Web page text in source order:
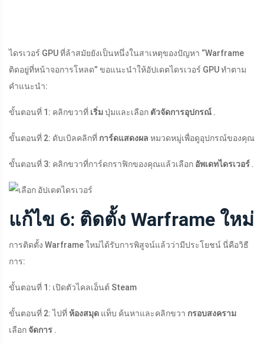
ไดรเวอร์ GPU ที่ล้าสมัยยังเป็นหนึ่งในสาเหตุของปัญหา “Warframe
ติดอยู่ที่หน้าจอการโหลด” ขอแนะนำให้อัปเดตไดรเวอร์ GPU ทำตาม
คำแนะนำ:
ขั้นตอนที่ 1: คลิกขวาที่ เริ่มปุ่มและเลือก ตัวจัดการอุปกรณ์ .
ขั้นตอนที่ 2: ดับเบิลคลิกที่ การ์ดแสดงผล หมวดหมู่เพื่อดูอุปกรณ์ของคุณ
ขั้นตอนที่ 3: คลิกขวาที่การ์ดกราฟิกของคุณแล้วเลือก อัพเดทไดรเวอร์ .
แก้ไข 6: ติดตั้ง Warframe ใหม่
การติดตั้ง Warframe ใหม่ได้รับการพิสูจน์แล้วว่ามีประโยชน์ นี่คือวิธี
การ:
ขั้นตอนที่ 1: เปิดตัวไคลเอ็นต์ Steam
ขั้นตอนที่ 2: ไปที่ห้องสมุด แท็บ ค้นหาและคลิกขวา กรอบสงคราม
เลือกจัดการ .